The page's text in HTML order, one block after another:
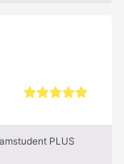
PLUS